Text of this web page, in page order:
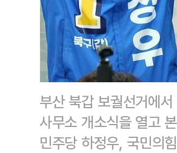
부산 북갑 보궐선거에
사무소 개소식을 열고
민주당 하정우, 국민의